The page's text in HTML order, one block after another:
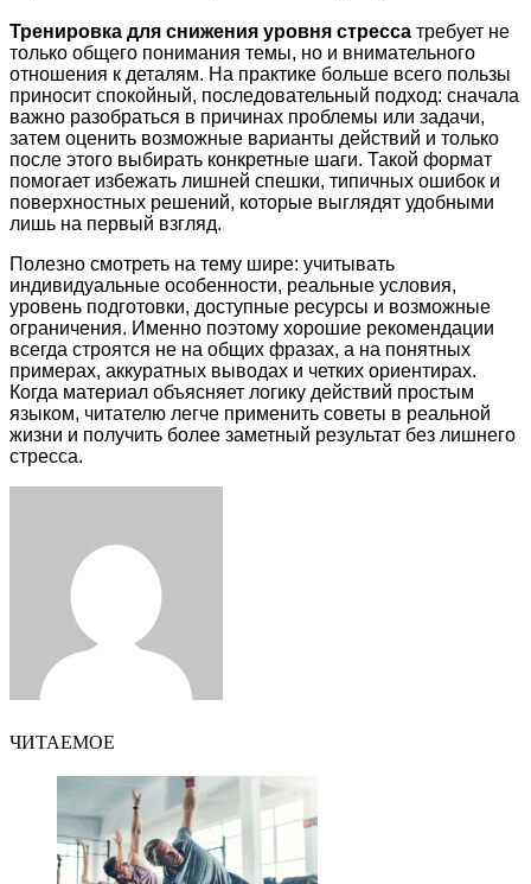
Тренировка для снижения уровня стресса требует не
только общего понимания темы, но и внимательного
отношения к деталям. На практике больше всего пользы
приносит спокойный, последовательный подход: сначала
важно разобраться в причинах проблемы или задачи,
затем оценить возможные варианты действий и только
после этого выбирать конкретные шаги. Такой формат
помогает избежать лишней спешки, типичных ошибок и
поверхностных решений, которые выглядят удобными
лишь на первый взгляд.
Полезно смотреть на тему шире: учитывать
индивидуальные особенности, реальные условия,
уровень подготовки, доступные ресурсы и возможные
ограничения. Именно поэтому хорошие рекомендации
всегда строятся не на общих фразах, а на понятных
примерах, аккуратных выводах и четких ориентирах.
Когда материал объясняет логику действий простым
языком, читателю легче применить советы в реальной
жизни и получить более заметный результат без лишнего
стресса.
ЧИТАЕМОЕ